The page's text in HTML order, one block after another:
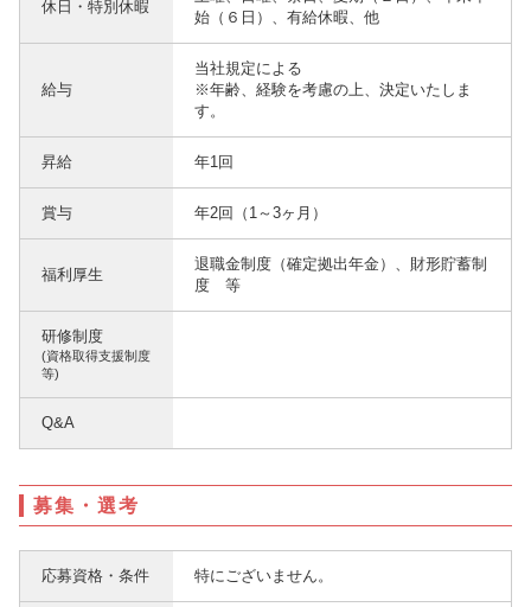
休日・特別休暇
始（６日）、有給休暇、他
給与
当社規定による
※年齢、経験を考慮の上、決定いたしま
す。
昇給 年1回
賞与 年2回（1～3ヶ月）
福利厚生
退職金制度（確定拠出年金）、財形貯蓄制
度 等
研修制度
(資格取得支援制度
等)
Q&A
募集・選考
応募資格・条件 特にございません。